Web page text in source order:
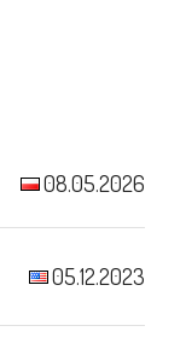
08.05.2026
05.12.2023